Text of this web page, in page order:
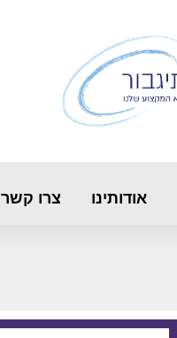
אודותינו צרו קשר